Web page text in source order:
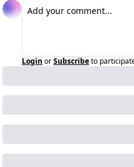
Login orSubscribeto